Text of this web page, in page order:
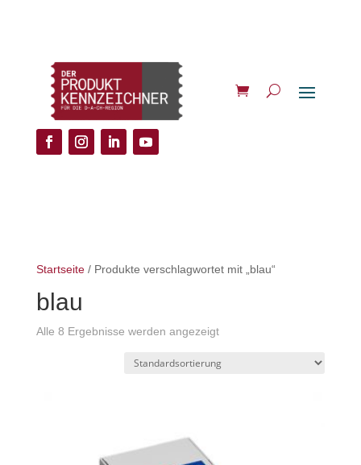
Startseite/ Produkte verschlagwortet mit „blau“
blau
Alle 8 Ergebnisse werden angezeigt